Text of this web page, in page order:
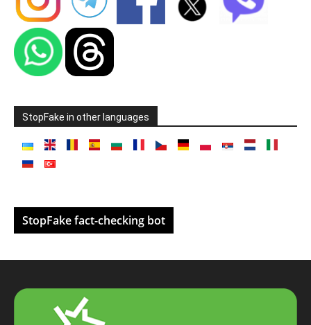
StopFake in other languages
StopFake fact-checking bot